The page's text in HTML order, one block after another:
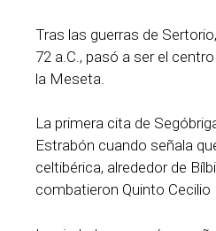
Tras las guerras de
72 a.C., pasó a ser el
la Meseta.
La primera cita de
Estrabón cuando señala
celtibérica, alrededor de
combatieron Quinto